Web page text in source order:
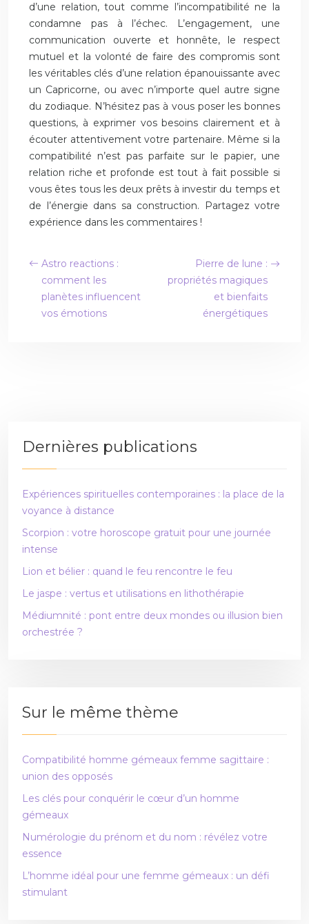
d’une relation, tout comme l’incompatibilité ne la
condamne pas à l’échec. L’engagement, une
communication ouverte et honnête, le respect
mutuel et la volonté de faire des compromis sont
les véritables clés d’une relation épanouissante avec
un Capricorne, ou avec n’importe quel autre signe
du zodiaque. N’hésitez pas à vous poser les bonnes
questions, à exprimer vos besoins clairement et à
écouter attentivement votre partenaire. Même si la
compatibilité n’est pas parfaite sur le papier, une
relation riche et profonde est tout à fait possible si
vous êtes tous les deux prêts à investir du temps et
de l’énergie dans sa construction. Partagez votre
expérience dans les commentaires !
Astro reactions :
comment les
planètes influencent
vos émotions
Pierre de lune :
propriétés magiques
et bienfaits
énergétiques
Dernières publications
Expériences spirituelles contemporaines : la place de la
voyance à distance
Scorpion : votre horoscope gratuit pour une journée
intense
Lion et bélier : quand le feu rencontre le feu
Le jaspe : vertus et utilisations en lithothérapie
Médiumnité : pont entre deux mondes ou illusion bien
orchestrée ?
Sur le même thème
Compatibilité homme gémeaux femme sagittaire :
union des opposés
Les clés pour conquérir le cœur d’un homme
gémeaux
Numérologie du prénom et du nom : révélez votre
essence
L’homme idéal pour une femme gémeaux : un défi
stimulant